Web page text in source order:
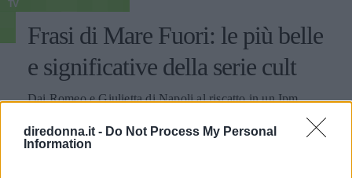
diredonna.it - Do Not Process My Personal
Information
TV
Frasi di Mare Fuori: le più belle
e significative della serie cult
Dai Romeo e Giulietta di Napoli al riscatto in un Ipm
indifferenti. Ecco le migliori frasi pronunciate dai
personaggi.